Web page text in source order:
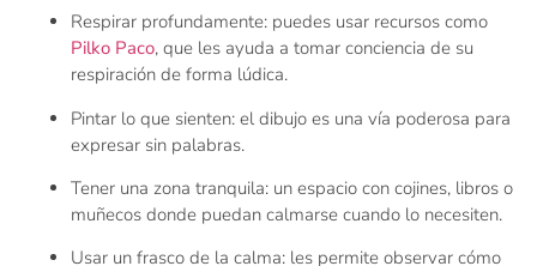
Respirar profundamente: puedes usar recursos como
Pilko Paco, que les ayuda a tomar conciencia de su
respiración de forma lúdica.
Pintar lo que sienten: el dibujo es una vía poderosa para
expresar sin palabras.
Tener una zona tranquila: un espacio con cojines, libros o
muñecos donde puedan calmarse cuando lo necesiten.
Usar un frasco de la calma: les permite observar cómo